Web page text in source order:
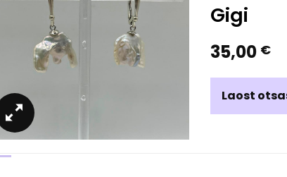
Gigi
35,00 €
Laost